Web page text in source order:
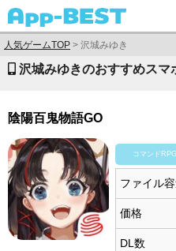
人気ゲームTOP > 沢城みゆき
沢城みゆきのおすすめスマ
陰陽百鬼物語GO
コマンドRPG
ファイル
価格
DL数